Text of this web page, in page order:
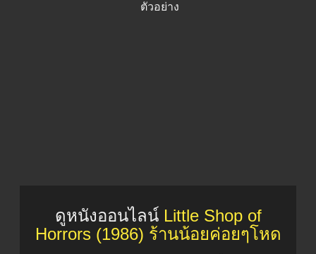
ตัวอย่าง
ดูหนังออนไลน์ Little Shop of
Horrors (1986) ร้านน้อยค่อยๆโหด